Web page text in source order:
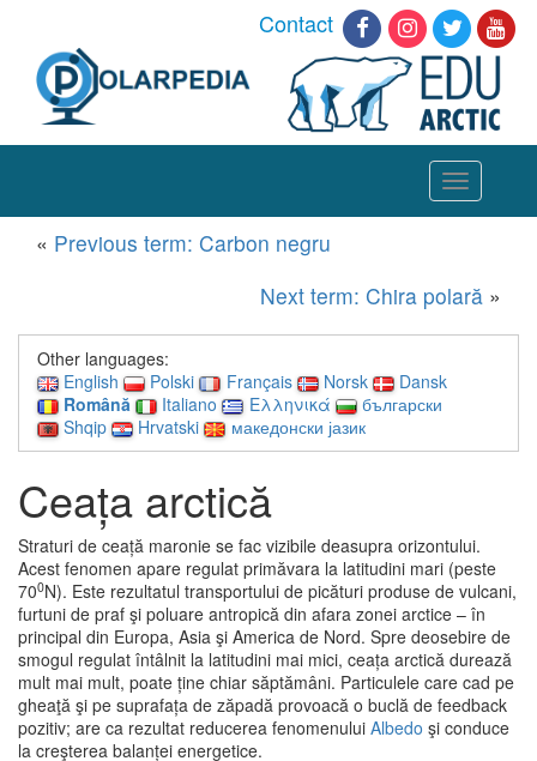
Contact
Toggle
navigation
« Previous term: Carbon negru
Next term: Chira polară »
Other languages:
English
Polski Français Norsk
Dansk
Română
Italiano Ελληνικά
български
Shqip
Hrvatski македонски јазик
Ceața arctică
Straturi de ceață maronie se fac vizibile deasupra orizontului.
Acest fenomen apare regulat primăvara la latitudini mari (peste
700N). Este rezultatul transportului de picături produse de vulcani,
furtuni de praf şi poluare antropică din afara zonei arctice – în
principal din Europa, Asia şi America de Nord. Spre deosebire de
smogul regulat întâlnit la latitudini mai mici, ceața arctică durează
mult mai mult, poate ține chiar săptămâni. Particulele care cad pe
gheaţă şi pe suprafața de zăpadă provoacă o buclă de feedback
pozitiv; are ca rezultat reducerea fenomenului Albedo şi conduce
la creşterea balanței energetice.